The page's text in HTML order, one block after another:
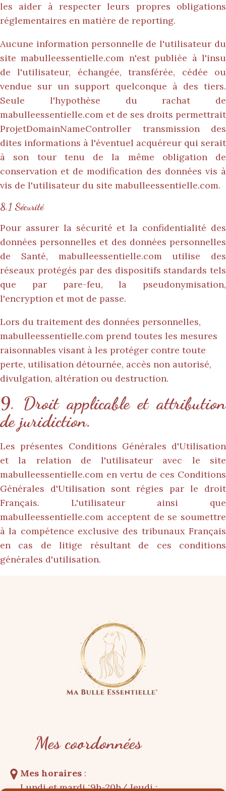
les aider à respecter leurs propres obligations
réglementaires en matière de reporting.
Aucune information personnelle de l'utilisateur du
sitemabulleessentielle.com n'est publiée à l'insu
de l'utilisateur, échangée, transférée, cédée ou
vendue sur un support quelconque à des tiers.
Seule l'hypothèse du rachat de
mabulleessentielle.com et de ses droits permettrait
ProjetDomainNameController transmission des
dites informations à l'éventuel acquéreur qui serait
à son tour tenu de la même obligation de
conservation et de modification des données vis à
vis de l'utilisateur du site mabulleessentielle.com.
8.1 Sécurité
Pour assurer la sécurité et la confidentialité des
données personnelles et des données personnelles
de Santé, mabulleessentielle.comutilise des
réseaux protégés par des dispositifs standards tels
que par pare-feu, la pseudonymisation,
l'encryption et mot de passe.
Lors du traitement des données personnelles,
mabulleessentielle.com prend toutes les mesures
raisonnables visant à les protéger contre toute
perte, utilisation détournée, accès non autorisé,
divulgation, altération ou destruction.
9. Droit applicable et attribution
de juridiction.
Les présentes Conditions Générales d'Utilisation
et la relation de l'utilisateur avec le site
mabulleessentielle.com en vertu de ces Conditions
Générales d'Utilisation sont régies par le droit
Français. L'utilisateur ainsi que
mabulleessentielle.com acceptent de se soumettre
à la compétence exclusive des tribunaux Français
en cas de litige résultant de ces conditions
générales d'utilisation.
Mes coordonnées
Mes horaires :
Lundi et mardi :9h-20h/ Jeudi :